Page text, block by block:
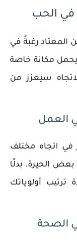
في الحب
المعتاد رغبةً في
مكانة خاصة
سيعزز من
العمل
اتجاه مختلف
الحيرة. بدلًا
ترتيب أولوياتك
الصحة